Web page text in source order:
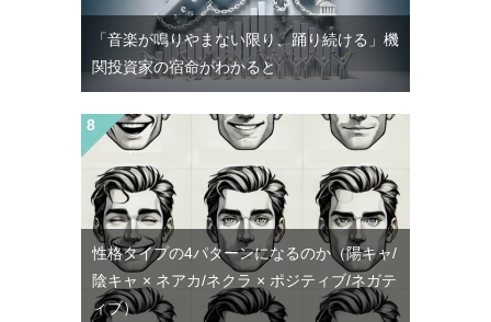
「音楽が鳴りやまない限り、踊り続ける」機
関投資家の宿命がわかると
性格タイプの4パターンになるのか（陽キャ/
陰キャ × ネアカ/ネクラ × ポジティブ/ネガテ
ィブ）